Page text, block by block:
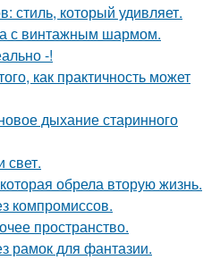
стиль, который удивляет.
с винтажным шармом.
-!
как практичность может
дыхание старинного
свет.
обрела вторую жизнь.
компромиссов.
пространство.
рамок для фантазии.